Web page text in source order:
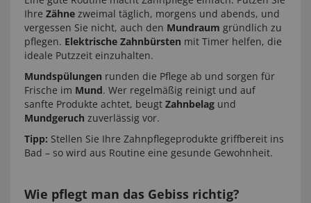
Ihre Zähne zweimal täglich, morgens und abends, und
vergessen Sie nicht, auch den Mundraum gründlich zu
pflegen. Elektrische Zahnbürsten mit Timer helfen, die
ideale Putzzeit einzuhalten.
Mundspülungen runden die Pflege ab und sorgen für
Frische im Mund. Wer regelmäßig reinigt und auf
sanfte Produkte achtet, beugt Zahnbelag und
Mundgeruch zuverlässig vor.
Tipp: Stellen Sie Ihre Zahnpflegeprodukte griffbereit ins
Bad – so wird aus Routine eine gesunde Gewohnheit.
Wie pflegt man das Gebiss richtig?